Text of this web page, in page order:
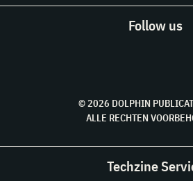
Follow us
© 2026 DOLPHIN
ALLE RECHTEN
Techzine